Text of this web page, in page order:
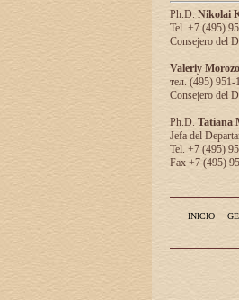
Ph.D. Nikolai
Tel. +7 (495)
Consejero del
Valeriy
тел. (495) 951-
Consejero del
Ph.D. Tatiana
Jefa del
Tel. +7 (495)
Fax +7 (495)
INICIO